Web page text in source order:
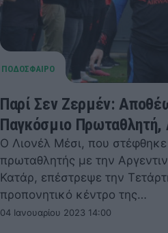
Παρί Σεν Ζερμέν:
Παγκόσμιο Πρωταθλητή,
Ο Λιονέλ Μέσι, που
πρωταθλητής με την
Κατάρ, επέστρεψε την
προπονητικό κέντρο της…
04 Ιανουαρίου 2023 14:00